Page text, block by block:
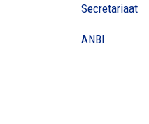
Secretariaat
ANBI